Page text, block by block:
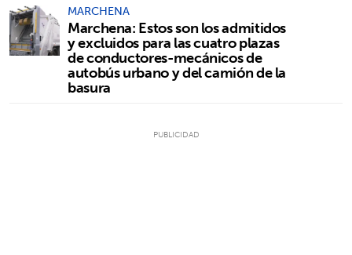
MARCHENA
Marchena: Estos son los admitidos
y excluidos para las cuatro plazas
de conductores-mecánicos de
autobús urbano y del camión de la
basura